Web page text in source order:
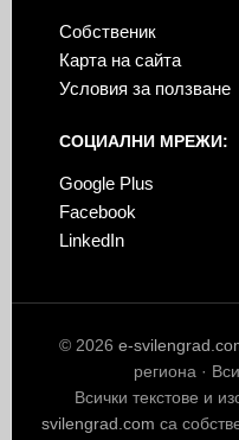
Собственик
Карта на сайта
Условия за ползване
СОЦИАЛНИ МРЕЖИ:
Google Plus
Facebook
LinkedIn
© 2026e-
региона ·
Всички текстове и
svilengrad.com са